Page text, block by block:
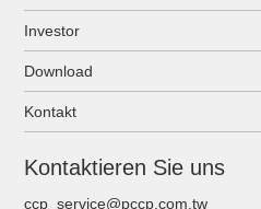
Investor
Download
Kontakt
Kontaktieren Sie uns
ccp_service@pccp.com.tw